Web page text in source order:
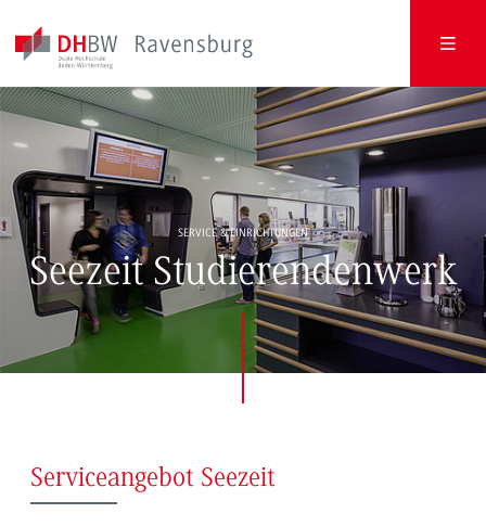
SERVICE & EINRICHTUNGEN
Seezeit Studierendenwerk
Serviceangebot Seezeit